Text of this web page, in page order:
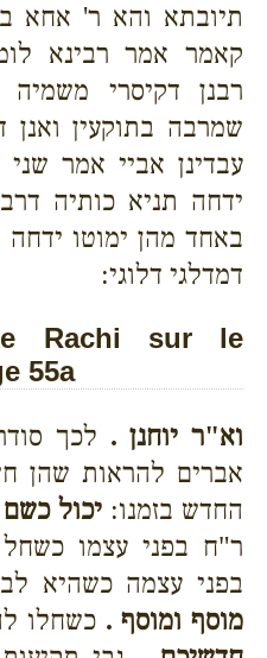
תיובתא והא ר' אחא
קאמר אמר רבינא
רבנן דקיסרי
שמרבה בתוקעין ואנן
עבדינן אביי אמר
ידחה תניא כותיה
באחד מהן ימוטו
דמדלגי דלוגי:
Rachi sur le
55a
וא"ר יוחנן . לכך
אברים להראות שהן
החדש בזמנו: יכול
ר"ח בפני עצמו
בפני עצמה כשהיא
מוסף ומוסף . כשחלו